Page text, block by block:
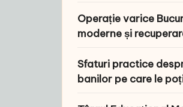
Operație varice
moderne și
Sfaturi practice
banilor pe care le